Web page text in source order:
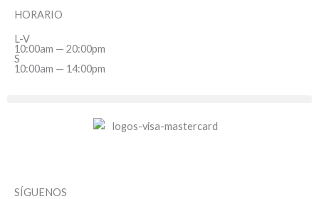
HORARIO
L-V
10:00am — 20:00pm
S
10:00am — 14:00pm
SÍGUENOS